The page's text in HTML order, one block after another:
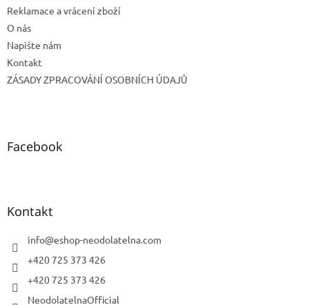
Reklamace a vrácení zboží
O nás
Napište nám
Kontakt
ZÁSADY ZPRACOVÁNÍ OSOBNÍCH ÚDAJŮ
Facebook
Kontakt
info@eshop-neodolatelna.com
+420 725 373 426
+420 725 373 426
NeodolatelnaOfficial